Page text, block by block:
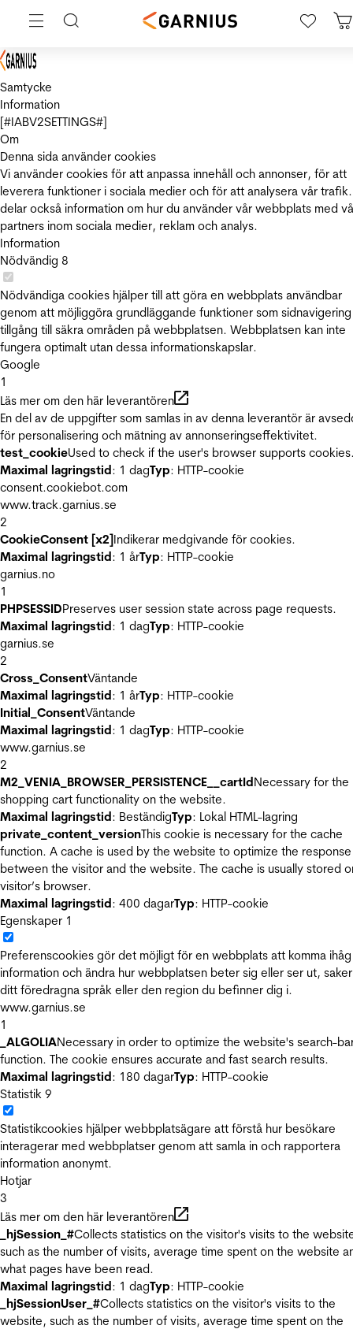
Samtycke
Information
[#IABV2SETTINGS#]
Om
Denna sida använder cookies
Vi använder cookies för att anpassa innehåll och annonser, för att
leverera funktioner i sociala medier och för att analysera vår
delar också information om hur du använder vår webbplats med
partners inom sociala medier, reklam och analys.
Information
Nödvändig 8
Nödvändiga cookies hjälper till att göra en webbplats användbar
genom att möjliggöra grundläggande funktioner som
tillgång till säkra områden på webbplatsen. Webbplatsen kan inte
fungera optimalt utan dessa informationskapslar.
Google
1
Läs mer om den här leverantören
En del av de uppgifter som samlas in av denna leverantör är
för personalisering och mätning av annonseringseffektivitet.
test_cookieUsed to check if the user's browser supports
Maximal lagringstid: 1 dagTyp: HTTP-cookie
consent.cookiebot.com
www.track.garnius.se
2
CookieConsent [x2]Indikerar medgivande för cookies.
Maximal lagringstid: 1 årTyp: HTTP-cookie
garnius.no
1
PHPSESSIDPreserves user session state across page requests.
Maximal lagringstid: 1 dagTyp: HTTP-cookie
garnius.se
2
Cross_ConsentVäntande
Maximal lagringstid: 1 årTyp: HTTP-cookie
Initial_ConsentVäntande
Maximal lagringstid: 1 dagTyp: HTTP-cookie
www.garnius.se
2
M2_VENIA_BROWSER_PERSISTENCE__cartIdNecessary for the
shopping cart functionality on the website.
Maximal lagringstid: BeständigTyp: Lokal HTML-lagring
private_content_versionThis cookie is necessary for the cache
function. A cache is used by the website to optimize the
between the visitor and the website. The cache is usually stored
visitor’s browser.
Maximal lagringstid: 400 dagarTyp: HTTP-cookie
Egenskaper 1
Preferenscookies gör det möjligt för en webbplats att komma ihåg
information och ändra hur webbplatsen beter sig eller ser ut,
ditt föredragna språk eller den region du befinner dig i.
www.garnius.se
1
_ALGOLIANecessary in order to optimize the website's search-
function. The cookie ensures accurate and fast search results.
Maximal lagringstid: 180 dagarTyp: HTTP-cookie
Statistik 9
Statistikcookies hjälper webbplatsägare att förstå hur besökare
interagerar med webbplatser genom att samla in och rapportera
information anonymt.
Hotjar
3
Läs mer om den här leverantören
_hjSession_#Collects statistics on the visitor's visits to the
such as the number of visits, average time spent on the website
what pages have been read.
Maximal lagringstid: 1 dagTyp: HTTP-cookie
_hjSessionUser_#Collects statistics on the visitor's visits to the
website, such as the number of visits, average time spent on the